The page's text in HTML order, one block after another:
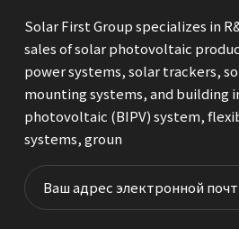
Solar First Group specializes in
sales of solar photovoltaic
power systems, solar trackers,
mounting systems, and building
photovoltaic (BIPV) system,
systems, groun